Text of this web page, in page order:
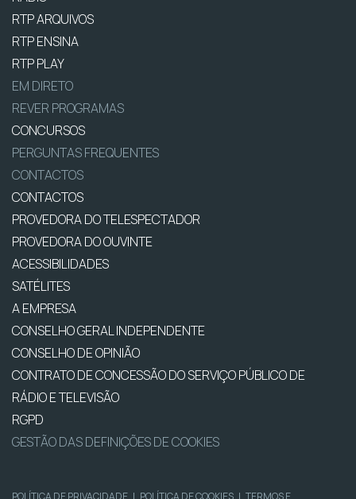
RTP ARQUIVOS
RTP ENSINA
RTP PLAY
EM DIRETO
REVER PROGRAMAS
CONCURSOS
PERGUNTAS FREQUENTES
CONTACTOS
CONTACTOS
PROVEDORA DO TELESPECTADOR
PROVEDORA DO OUVINTE
ACESSIBILIDADES
SATÉLITES
A EMPRESA
CONSELHO GERAL INDEPENDENTE
CONSELHO DE OPINIÃO
CONTRATO DE CONCESSÃO DO SERVIÇO PÚBLICO DE
RÁDIO E TELEVISÃO
RGPD
GESTÃO DAS DEFINIÇÕES DE COOKIES
POLÍTICA DE PRIVACIDADE | POLÍTICA DE COOKIES | TERMOS E